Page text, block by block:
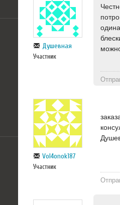
Душевная
Участник
Vol4onok187
Участник